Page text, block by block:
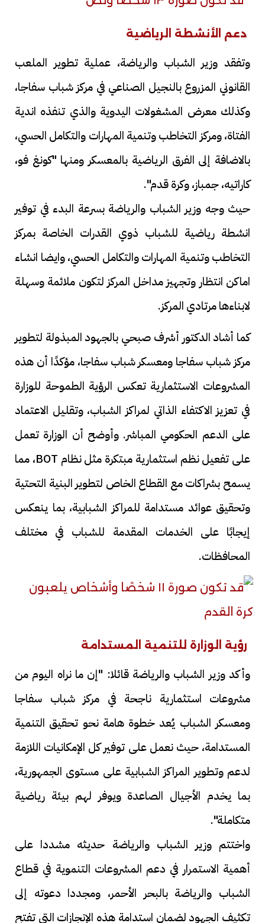
دعم الأنشطة الرياضية
وتفقد وزير الشباب والرياضة، عملية تطوير الملعب
القانوني المزروع بالنجيل الصناعي في مركز شباب سفاجا،
وكذلك معرض المشغولات اليدوية والذي تنفذه اندية
الفتاة، ومركز التخاطب وتنمية المهارات والتكامل الحسي،
بالاضافة إلى الفرق الرياضية بالمعسكر ومنها "كونغ فو،
كاراتيه، جمباز، وكرة قدم".
حيث وجه وزير الشباب والرياضة بسرعة البدء في توفير
انشطة رياضية للشباب ذوي القدرات الخاصة بمركز
التخاطب وتنمية المهارات والتكامل الحسي، وايضا انشاء
اماكن انتظار وتجهيز مداخل المركز لتكون ملائمة وسهلة
لابناءها مرتادي المركز.
كما أشاد الدكتور أشرف صبحي بالجهود المبذولة لتطوير
مركز شباب سفاجا ومعسكر شباب سفاجا، مؤكدًا أن هذه
المشروعات الاستثمارية تعكس الرؤية الطموحة للوزارة
في تعزيز الاكتفاء الذاتي لمراكز الشباب، وتقليل الاعتماد
على الدعم الحكومي المباشر. وأوضح أن الوزارة تعمل
على تفعيل نظم استثمارية مبتكرة مثل نظام BOT، مما
يسمح بشراكات مع القطاع الخاص لتطوير البنية التحتية
وتحقيق عوائد مستدامة للمراكز الشبابية، بما ينعكس
إيجابًا على الخدمات المقدمة للشباب في مختلف
المحافظات.
رؤية الوزارة للتنمية المستدامة
وأكد وزير الشباب والرياضة قائلا: "إن ما نراه اليوم من
مشروعات استثمارية ناجحة في مركز شباب سفاجا
ومعسكر الشباب يُعد خطوة هامة نحو تحقيق التنمية
المستدامة، حيث نعمل على توفير كل الإمكانيات اللازمة
لدعم وتطوير المراكز الشبابية على مستوى الجمهورية،
بما يخدم الأجيال الصاعدة ويوفر لهم بيئة رياضية
متكاملة".
واختتم وزير الشباب والرياضة حديثه مشددا على
أهمية الاستمرار في دعم المشروعات التنموية في قطاع
الشباب والرياضة بالبحر الأحمر، ومجددا دعوته إلى
تكثيف الجهود لضمان استدامة هذه الإنجازات التي تفتح